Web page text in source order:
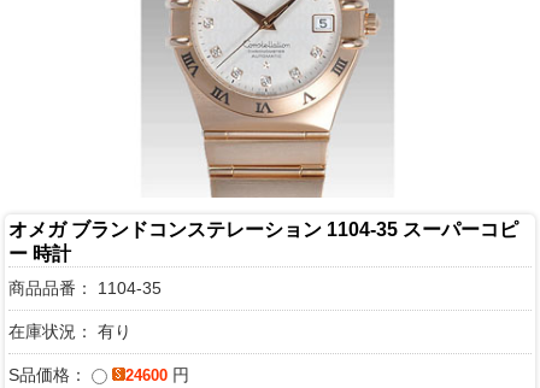
オメガ ブランドコンステレーション 1104-35 スーパーコピ
ー 時計
商品品番： 1104-35
在庫状況： 有り
S品価格： 24600 円